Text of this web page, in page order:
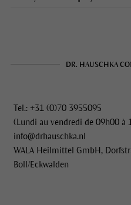
DR. HAUSCHKA
Tel.: +31 (0)70 3955095
(Lundi au vendredi de 09h00 à
info@drhauschka.nl
WALA Heilmittel GmbH,
Boll/Eckwalden